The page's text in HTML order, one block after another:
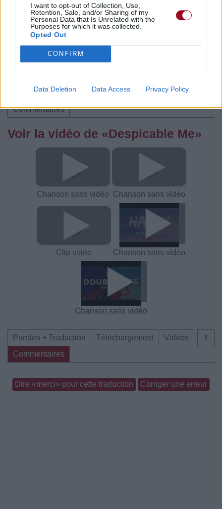
I want to opt-out of Collection, Use,
Retention, Sale, and/or Sharing of my
Personal Data that Is Unrelated with the
Purposes for which it was collected.
Opted Out
CONFIRM
Data Deletion Data Access Privacy Policy
Télécharger légalement les MP3 sur
Télécharger légalement les MP3 ou trouver le CD sur
Trouver des vinyles et des CD sur
Trouver un instrument de musique ou une partition au
Paroles + Traduction Téléchargement
Vidéos
Commentaires
Voir la vidéo de «Despicable Me»
Chanson sans vidéo Chanson sans vidéo
Clip vidéo Chanson sans vidéo
Chanson sans vidéo
⇑
Paroles + Traduction Téléchargement
Vidéos
Commentaires
Dire «merci» pour cette traduction Corriger une erreur